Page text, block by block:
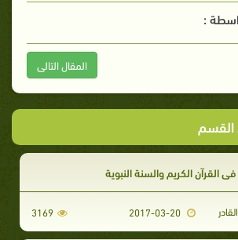
:
المقال التالى
القرآن الكريم والسنة النبوية
2017-03-20
3169